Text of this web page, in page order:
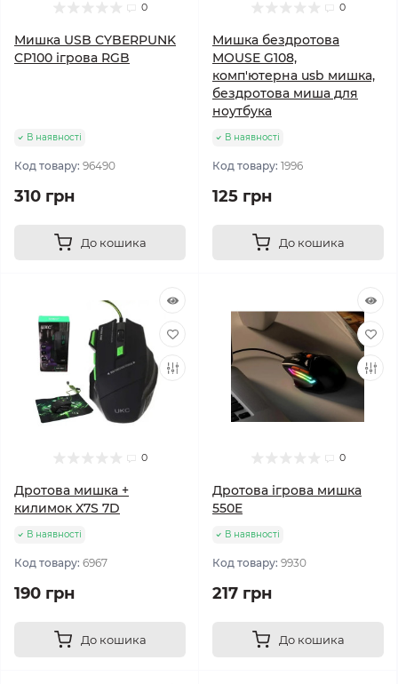
0
Мишка USB CYBERPUNK
CP100 ігрова RGB
В наявності
Код товару: 96490
310 грн
До кошика
0
Мишка бездротова
MOUSE G108,
комп'ютерна usb мишка,
бездротова миша для
ноутбука
В наявності
Код товару: 1996
125 грн
До кошика
0
Дротова мишка +
килимок X7S 7D
В наявності
Код товару: 6967
190 грн
До кошика
0
Дротова ігрова мишка
550E
В наявності
Код товару: 9930
217 грн
До кошика